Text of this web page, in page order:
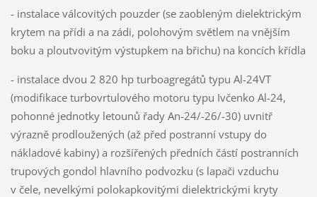
- instalace válcovitých pouzder (se zaobleným dielektrickým
krytem na přídi a na zádi, polohovým světlem na vnějším
boku a ploutvovitým výstupkem na břichu) na koncích křídla
- instalace dvou 2 820 hp turboagregátů typu Al-24VT
(modifikace turbovrtulového motoru typu Ivčenko Al-24,
pohonné jednotky letounů řady An-24/-26/-30) uvnitř
výrazně prodloužených (až před postranní vstupy do
nákladové kabiny) a rozšířených předních částí postranních
trupových gondol hlavního podvozku (s lapači vzduchu
v čele, nevelkými polokapkovitými dielektrickými kryty